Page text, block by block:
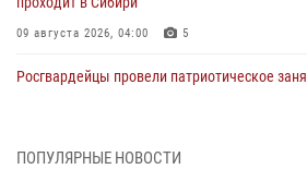
09 августа 2026, 04:00 5
Росгвардейцы провели патриотическое
ПОПУЛЯРНЫЕ НОВОСТИ